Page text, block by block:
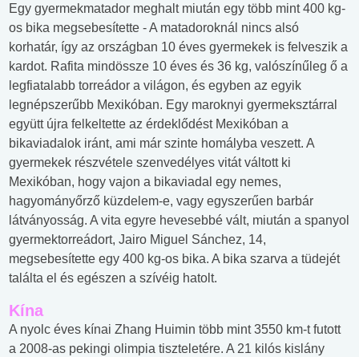
Egy gyermekmatador meghalt miután egy több mint 400 kg-
os bika megsebesítette - A matadoroknál nincs alsó
korhatár, így az országban 10 éves gyermekek is felveszik a
kardot. Rafita mindössze 10 éves és 36 kg, valószínűleg ő a
legfiatalabb torreádor a világon, és egyben az egyik
legnépszerűbb Mexikóban. Egy maroknyi gyermeksztárral
együtt újra felkeltette az érdeklődést Mexikóban a
bikaviadalok iránt, ami már szinte homályba veszett. A
gyermekek részvétele szenvedélyes vitát váltott ki
Mexikóban, hogy vajon a bikaviadal egy nemes,
hagyományőrző küzdelem-e, vagy egyszerűen barbár
látványosság. A vita egyre hevesebbé vált, miután a spanyol
gyermektorreádort, Jairo Miguel Sánchez, 14,
megsebesítette egy 400 kg-os bika. A bika szarva a tüdejét
találta el és egészen a szívéig hatolt.
Kína
A nyolc éves kínai Zhang Huimin több mint 3550 km-t futott
a 2008-as pekingi olimpia tiszteletére. A 21 kilós kislány